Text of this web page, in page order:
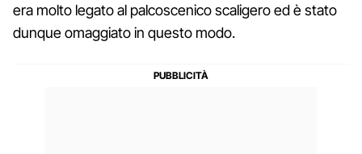
era molto legato al palcoscenico scaligero ed è stato
dunque omaggiato in questo modo.